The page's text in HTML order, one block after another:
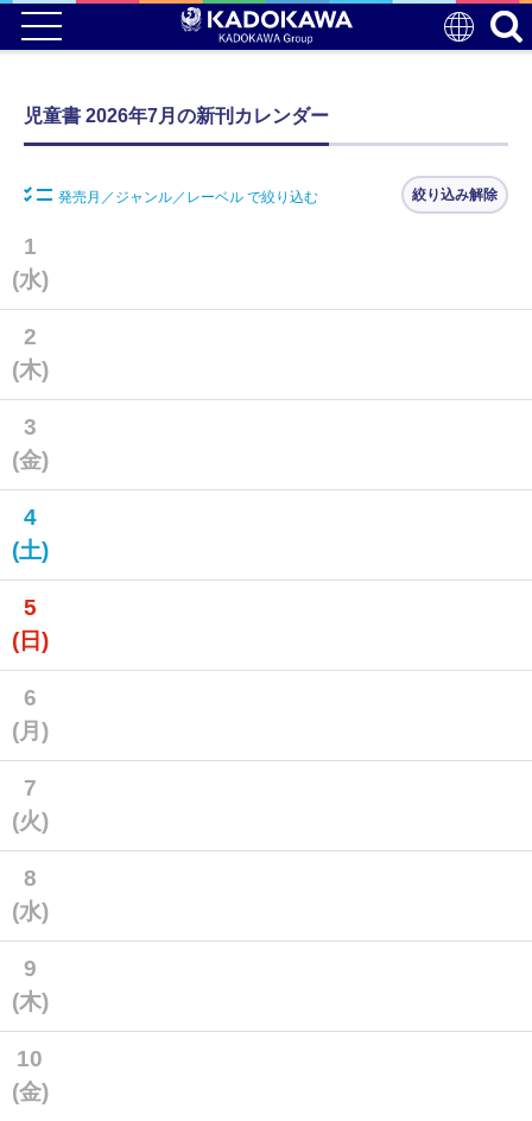
児童書 2026年7月の新刊カレンダー
発売月／ジャンル／レーベル で絞り込む 絞り込み解除
1
(水)
2
(木)
3
(金)
4
(土)
5
(日)
6
(月)
7
(火)
8
(水)
9
(木)
10
(金)